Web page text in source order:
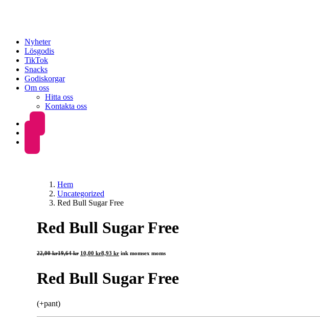
Nyheter
Lösgodis
TikTok
Snacks
Godiskorgar
Om oss
Hitta oss
Kontakta oss
Hem
Uncategorized
Red Bull Sugar Free
Red Bull Sugar Free
22,00kr19,64kr Det
var:
22,00 kr19,64 kr.
10,00 kr8,93 krDet
10,00 kr8,93 kr.
ink momsex moms
Red Bull Sugar Free
(+pant)